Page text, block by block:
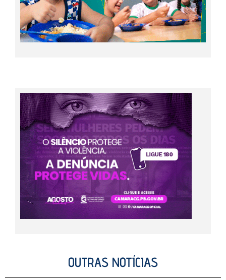
OUTRAS NOTÍCIAS